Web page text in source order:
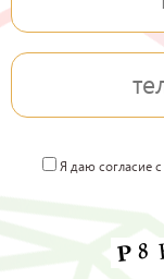
Я даю согласие с